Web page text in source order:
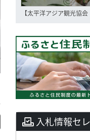
【太平洋アジア観光協会
入札情報セ